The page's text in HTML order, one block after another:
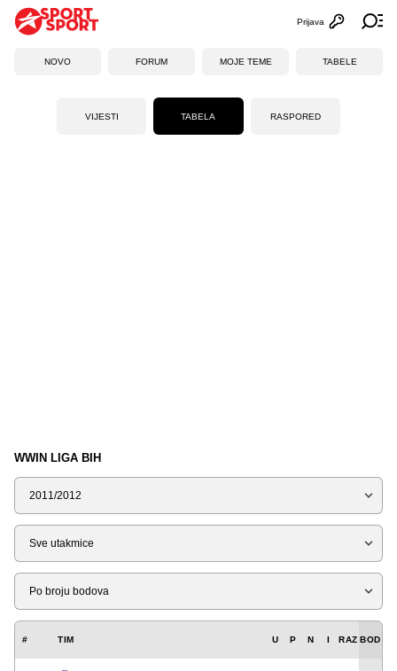
Otvori
Prijava
NOVO FORUM MOJE TEME TABELE
VIJESTI TABELA RASPORED
WWIN LIGA BIH
Sezona
Tip
Liga
# TIM U P N I RAZ BOD